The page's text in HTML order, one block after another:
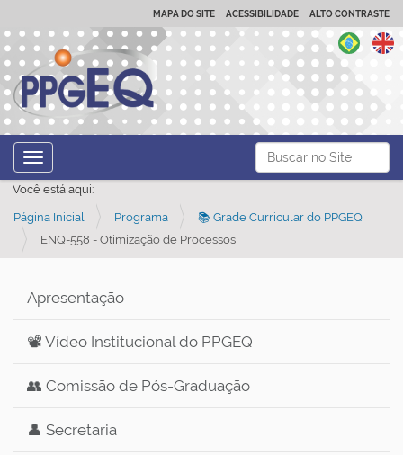
Busca
Busca Avançada…
MAPA DO SITE ACESSIBILIDADE ALTO CONTRASTE
Toggle navigation
Você está aqui:
Página Inicial Programa
📚 Grade Curricular do PPGEQ
ENQ-558 - Otimização de Processos
Apresentação
📽️ Vídeo Institucional do PPGEQ
👥 Comissão de Pós-Graduação
👤 Secretaria